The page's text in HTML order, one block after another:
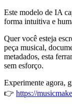
Este modelo de IA
forma intuitiva e
Quer você esteja
peça musical,
metadados, esta
sem esforço.
Experimente agora,
👉 https://